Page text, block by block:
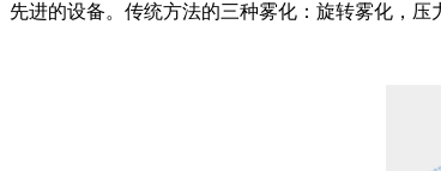
先进的设备。传统方法的三种雾化：旋转雾化，